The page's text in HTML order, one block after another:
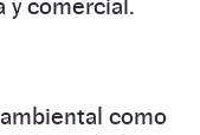
y comercial.
como